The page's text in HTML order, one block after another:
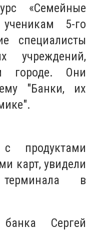
«Семейные
5-го
специалисты
учреждений,
городе. Они
"Банки, их
продуктами
карт, увидели
в
Сергей